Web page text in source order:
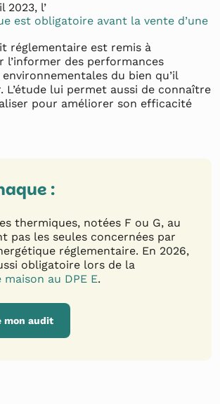
2023, l’
est obligatoire avant la vente d’une
réglementaire est remis à
l’informer des performances
du bien qu’il
L’étude lui permet aussi de connaître
pour améliorer son efficacité
:
thermiques, notées F ou G, au
pas les seules concernées par
réglementaire. En 2026,
obligatoire lors de la
maison au DPE E.
mon audit